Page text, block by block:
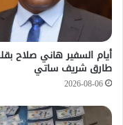
أيام السفير هاني صلاح
طارق شريف ساتي
2026-08-06